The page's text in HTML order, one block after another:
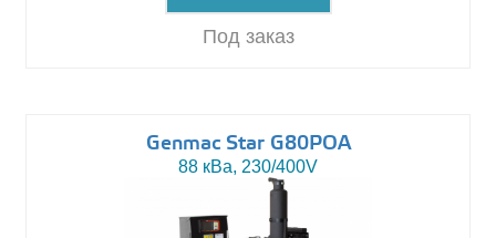
Под заказ
Genmac Star G80POA
88 кВа, 230/400V